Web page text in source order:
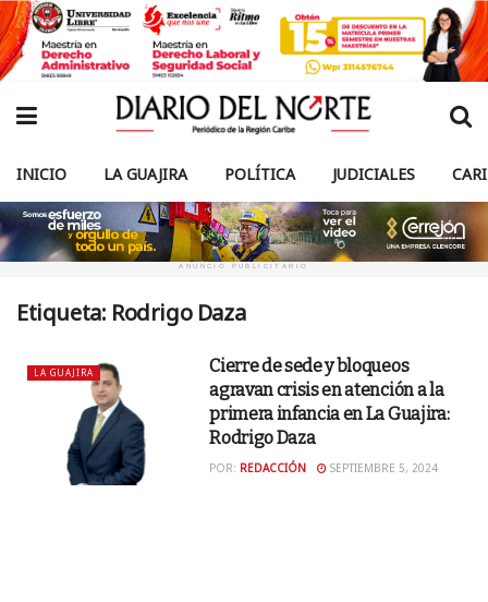
INICIO LA GUAJIRA POLÍTICA JUDICIALES
ANUNCIO PUBLICITARIO
Etiqueta: Rodrigo Daza
LA GUAJIRA
Cierre de sede y bloqueos
agravan crisis en atención a la
primera infancia en La Guajira:
Rodrigo Daza
POR: REDACCIÓN SEPTIEMBRE 5, 2024